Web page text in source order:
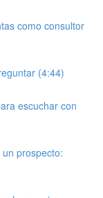
como consultor
(4:44)
escuchar con
prospecto: